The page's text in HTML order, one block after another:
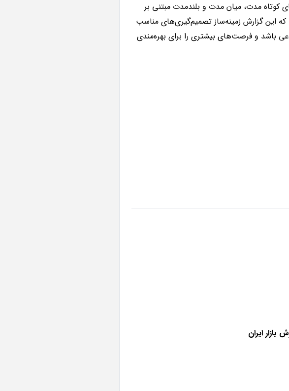
مدت، میان مدت و بلندمدت مبتنی بر
این گزارش زمینه‌ساز تصمیم‌گیری‌های مناسب
باشد و فرصت‌های بیشتری را برای بهره‌مندی
ایران